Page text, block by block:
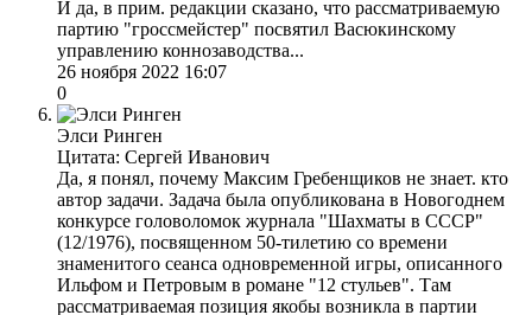
И да, в прим. редакции сказано, что рассматриваемую
партию "гроссмейстер" посвятил Васюкинскому
управлению коннозаводства...
26 ноября 2022 16:07
0
Элси Ринген
Цитата: Сергей Иванович
Да, я понял, почему Максим Гребенщиков не знает. кто
автор задачи. Задача была опубликована в Новогоднем
конкурсе головоломок журнала "Шахматы в СССР"
(12/1976), посвященном 50-тилетию со времени
знаменитого сеанса одновременной игры, описанного
Ильфом и Петровым в романе "12 стульев". Там
рассматриваемая позиция якобы возникла в партии